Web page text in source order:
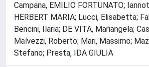
Campana, EMILIO FORTUNATO;
HERBERT MARIA; Lucci, Elisabetta;
Bencini, Ilaria; DE VITA, Mariangela;
Malvezzi, Roberto; Mari, Massimo;
Stefano; Presta, IDA GIULIA